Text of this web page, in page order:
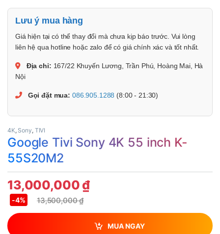
Lưu ý mua hàng
Giá hiện tại có thể thay đổi mà chưa kịp báo trước. Vui lòng
liên hệ qua hotline hoặc zalo để có giá chính xác và tốt nhất.
Địa chỉ: 167/22 Khuyến Lương, Trần Phú, Hoàng Mai, Hà
Nội
Gọi đặt mua: 086.905.1288 (8:00 - 21:30)
4K, Sony, TIVI
Google Tivi Sony 4K 55 inch K-
55S20M2
13,000,000 ₫
13,500,000₫
-4%
MUA NGAY